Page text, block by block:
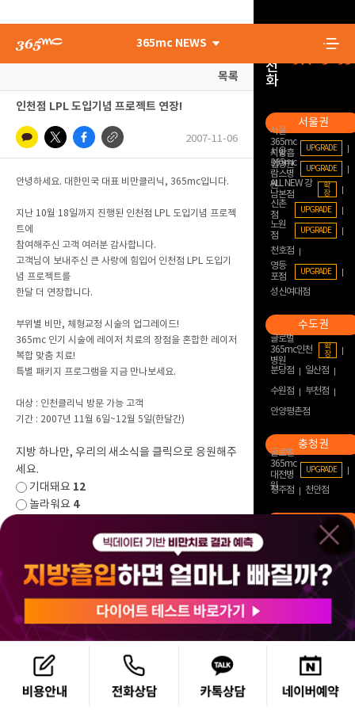
365mc NEWS
목록
인천점 LPL 도입기념 프로젝트 연장!
2007-11-06
안녕하세요. 대한민국 대표 비만클리닉, 365mc입니다.
지난 10월 18일까지 진행된 인천점 LPL 도입기념 프로젝
트에
참여해주신 고객 여러분 감사합니다.
고객님이 보내주신 큰 사랑에 힘입어 인천점 LPL 도입기
념 프로젝트를
한달 더 연장합니다.
부위별 비만, 체형교정 시술의 업그레이드!
365mc 인기 시술에 레이저 치료의 장점을 혼합한 레이저
복합 맞춤 치료!
특별 패키지 프로그램을 지금 만나보세요.
대상 : 인천클리닉 방문 가능 고객
기간 : 2007년 11월 6일~12월 5일(한달간)
지방 하나만, 우리의 새소식을 클릭으로 응원해주
세요.
기대돼요 12
놀라워요 4
목록
전
화
서울
365mc
지방흡
입병원
UPGRADE
서울
365mc
람스병
원
UPGRADE
ALL NEW 강
남본점
확
장
신촌
점
UPGRADE
노원
점
UPGRADE
천호점
영등
포점
UPGRADE
성신여대점
글로벌
365mc인천
병원
확
장
분당점
일산점
수원점
부천점
안양평촌점
글로벌
365mc
대전병
원
UPGRADE
청주점 천안점
UPGRADE
365mc
병원(서
면)
UPGRADE
해운대 람스 스페셜
인도네시아 1호 자
카르타 Selatan점
인도네시아 2호 자
카르타 Sudirman
Surabaya점